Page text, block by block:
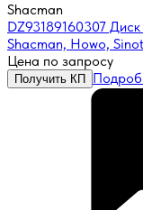
Shacman
DZ93189160307
Shacman, Howo,
Цена по запросу
Получить КП